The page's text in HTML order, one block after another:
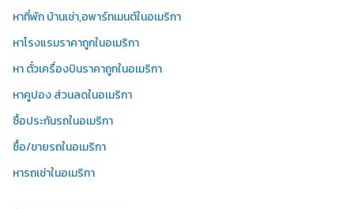
หาที่พัก บ้านเช่า,อพาร์ทเมนต์ในอเมริกา
หาโรงแรมราคาถูกในอเมริกา
หา ตั๋วเครื่องบินราคาถูกในอเมริกา
หาคูปอง ส่วนลดในอเมริกา
ซื้อประกันรถในอเมริกา
ซื้อ/ขายรถในอเมริกา
หารถเช่าในอเมริกา